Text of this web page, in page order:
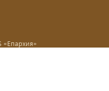
«Епархия»